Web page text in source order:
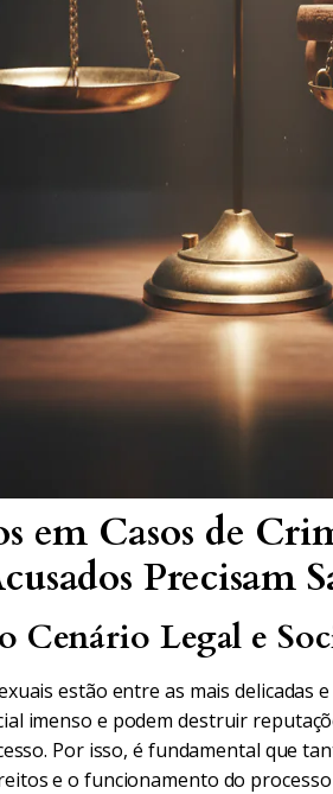
em Casos de
Precisam
Cenário Legal e
estão entre as mais delicadas
imenso e podem destruir
Por isso, é fundamental que
e o funcionamento do